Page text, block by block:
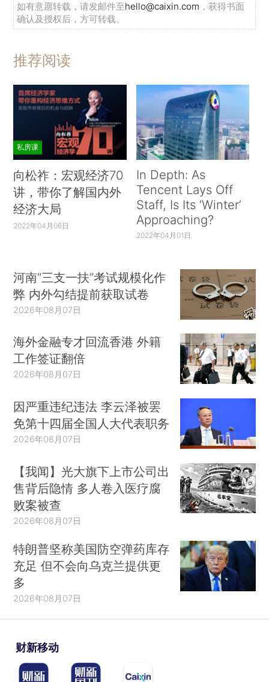
如有意愿转载，请发邮件至hello@caixin.com ，获得书面
确认及授权后，方可转载。
推荐阅读
私房课
向松祚：宏观经济70
讲，带你了解国内外
经济大局
2022年04月06日
In Depth: As
Tencent Lays Off
Staff, Is Its ‘Winter’
Approaching?
2022年04月01日
河南“三支一扶”考试规模化作
弊 内外勾结提前获取试卷
2026年08月07日
海外金融专才回流香港 外籍
工作签证翻倍
2026年08月07日
因严重违纪违法 李云泽被罢
免第十四届全国人大代表职务
2026年08月07日
【我闻】光大旗下上市公司出
售背后隐情 多人卷入医疗腐
败案被查
2026年08月07日
特朗普坚称美国防空弹药库存
充足 但不会向乌克兰提供更
多
2026年08月07日
财新移动